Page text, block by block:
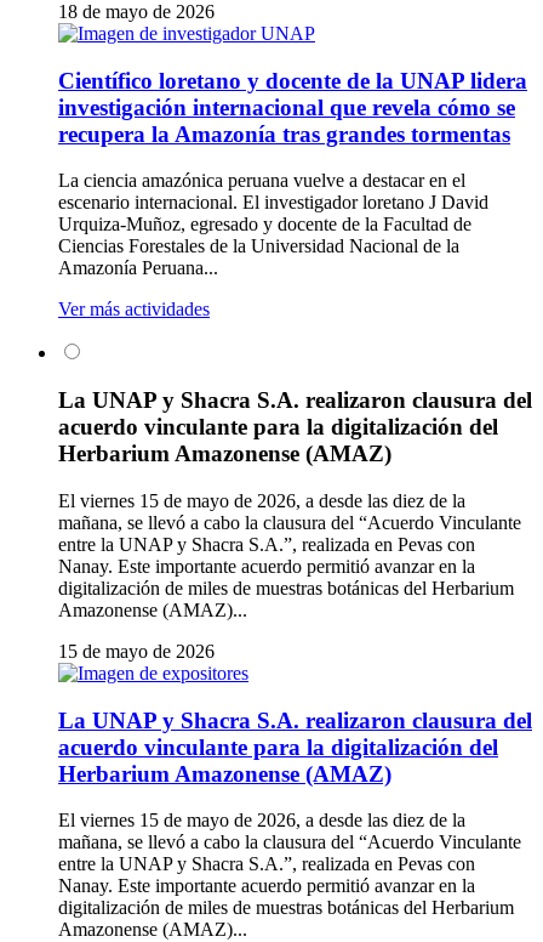
18 de mayo de 2026
Científico loretano y docente de la UNAP lidera
investigación internacional que revela cómo se
recupera la Amazonía tras grandes tormentas
La ciencia amazónica peruana vuelve a destacar en el
escenario internacional. El investigador loretano J David
Urquiza-Muñoz, egresado y docente de la Facultad de
Ciencias Forestales de la Universidad Nacional de la
Amazonía Peruana...
Ver más actividades
La UNAP y Shacra S.A. realizaron clausura del
acuerdo vinculante para la digitalización del
Herbarium Amazonense (AMAZ)
El viernes 15 de mayo de 2026, a desde las diez de la
mañana, se llevó a cabo la clausura del “Acuerdo Vinculante
entre la UNAP y Shacra S.A.”, realizada en Pevas con
Nanay. Este importante acuerdo permitió avanzar en la
digitalización de miles de muestras botánicas del Herbarium
Amazonense (AMAZ)...
15 de mayo de 2026
La UNAP y Shacra S.A. realizaron clausura del
acuerdo vinculante para la digitalización del
Herbarium Amazonense (AMAZ)
El viernes 15 de mayo de 2026, a desde las diez de la
mañana, se llevó a cabo la clausura del “Acuerdo Vinculante
entre la UNAP y Shacra S.A.”, realizada en Pevas con
Nanay. Este importante acuerdo permitió avanzar en la
digitalización de miles de muestras botánicas del Herbarium
Amazonense (AMAZ)...